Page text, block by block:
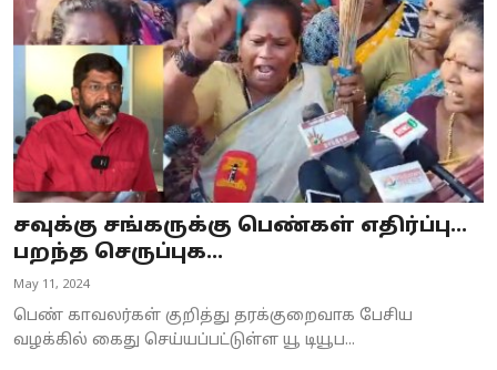
சவுக்கு சங்கருக்கு பெண்கள் எதிர்ப்பு...
பறந்த செருப்புக...
May 11, 2024
பெண் காவலர்கள் குறித்து தரக்குறைவாக பேசிய
வழக்கில் கைது செய்யப்பட்டுள்ள யூ டியூப...